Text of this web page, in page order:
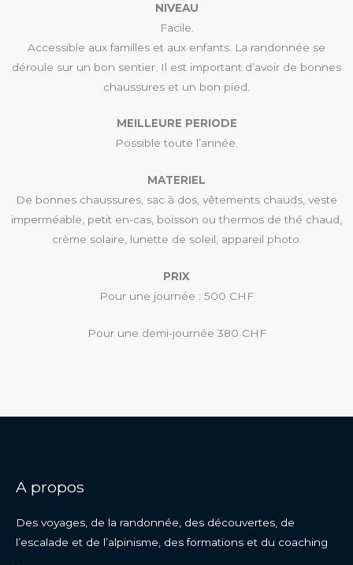
NIVEAU
Facile.
Accessible aux familles et aux enfants. La randonnée se
déroule sur un bon sentier. Il est important d’avoir de bonnes
chaussures et un bon pied.
MEILLEURE PERIODE
Possible toute l’année.
MATERIEL
De bonnes chaussures, sac à dos, vêtements chauds, veste
imperméable, petit en-cas, boisson ou thermos de thé chaud,
crème solaire, lunette de soleil, appareil photo.
PRIX
Pour une journée : 500 CHF
Pour une demi-journée 380 CHF
A propos
Des voyages, de la randonnée, des découvertes, de
l’escalade et de l’alpinisme, des formations et du coaching